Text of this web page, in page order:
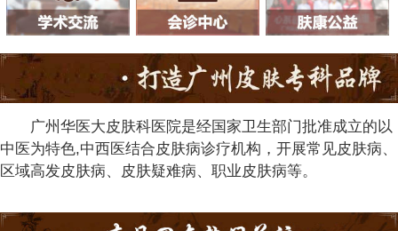
广州华医大皮肤科医院是经国家卫生部门批准成立的以
中医为特色,中西医结合皮肤病诊疗机构，开展常见皮肤病、
区域高发皮肤病、皮肤疑难病、职业皮肤病等。